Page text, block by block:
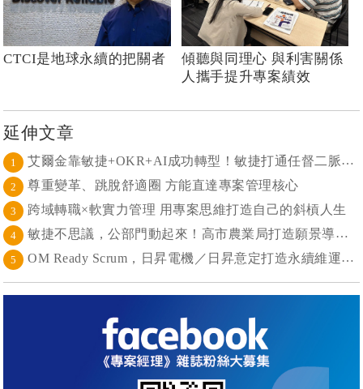
CTCI是地球永續的把關者
傾聽與同理心 與利害關係
人攜手提升專案績效
延伸文章
1 艾爾金靠敏捷+OKR+AI成功轉型！敏捷打通任督二脈， 避免文化與流程「卡卡」導致溝通無效
2 尊重變革、跳脫舒適圈 方能直達專案管理核心
3 跨域轉職×軟實力管理 用專案思維打造自己的斜槓人生
4 敏捷不思議，公部門動起來！高市農業局打造願景導向的社區敏捷自組織
5 OM Ready Scrum，日昇電機／日昇意定打造永續維運新典範